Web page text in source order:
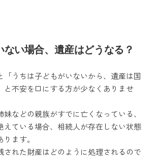
ない場合、遺産はどうなる？
「うちは子どもがいないから、遺産は国
と不安を口にする方が少なくありませ
などの親族がすでに亡くなっている、
えている場合、相続人が存在しない状態
ます。
された財産はどのように処理されるので